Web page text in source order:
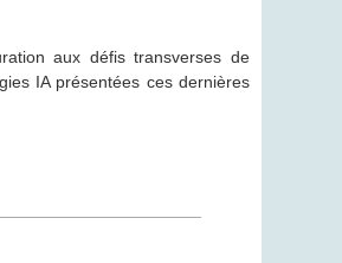
aux défis transverses de
IA présentées ces dernières